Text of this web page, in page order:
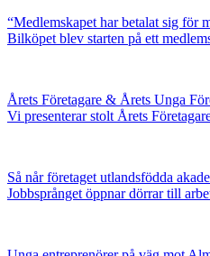
“Medlemskapet har betalat sig för
Bilköpet blev starten på ett
Årets Företagare & Årets Unga
Vi presenterar stolt Årets
Så når företaget utlandsfödda
Jobbsprånget öppnar dörrar till